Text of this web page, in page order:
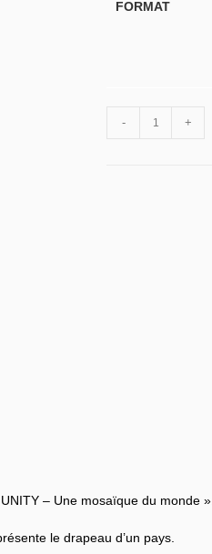
FORMAT
- +
– Une mosaïque du monde ».
le drapeau d’un pays.